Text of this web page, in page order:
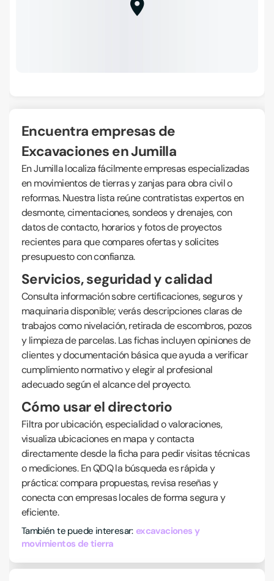
Encuentra empresas de
Excavaciones en Jumilla
En Jumilla localiza fácilmente empresas especializadas
en movimientos de tierras y zanjas para obra civil o
reformas. Nuestra lista reúne contratistas expertos en
desmonte, cimentaciones, sondeos y drenajes, con
datos de contacto, horarios y fotos de proyectos
recientes para que compares ofertas y solicites
presupuesto con confianza.
Servicios, seguridad y calidad
Consulta información sobre certificaciones, seguros y
maquinaria disponible; verás descripciones claras de
trabajos como nivelación, retirada de escombros, pozos
y limpieza de parcelas. Las fichas incluyen opiniones de
clientes y documentación básica que ayuda a verificar
cumplimiento normativo y elegir al profesional
adecuado según el alcance del proyecto.
Cómo usar el directorio
Filtra por ubicación, especialidad o valoraciones,
visualiza ubicaciones en mapa y contacta
directamente desde la ficha para pedir visitas técnicas
o mediciones. En QDQ la búsqueda es rápida y
práctica: compara propuestas, revisa reseñas y
conecta con empresas locales de forma segura y
eficiente.
También te puede interesar: excavaciones y
movimientos de tierra